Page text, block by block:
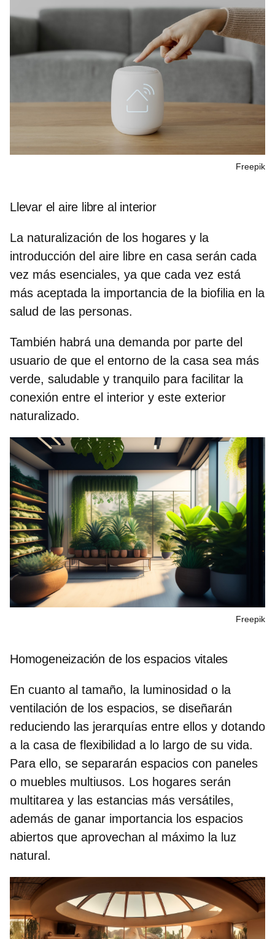
Freepik
Llevar el aire libre al interior
La naturalización de los hogares y la
introducción del aire libre en casa serán cada
vez más esenciales, ya que cada vez está
más aceptada la importancia de la biofilia en la
salud de las personas.
También habrá una demanda por parte del
usuario de que el entorno de la casa sea más
verde, saludable y tranquilo para facilitar la
conexión entre el interior y este exterior
naturalizado.
Freepik
Homogeneización de los espacios vitales
En cuanto al tamaño, la luminosidad o la
ventilación de los espacios, se diseñarán
reduciendo las jerarquías entre ellos y dotando
a la casa de flexibilidad a lo largo de su vida.
Para ello, se separarán espacios con paneles
o muebles multiusos. Los hogares serán
multitarea y las estancias más versátiles,
además de ganar importancia los espacios
abiertos que aprovechan al máximo la luz
natural.